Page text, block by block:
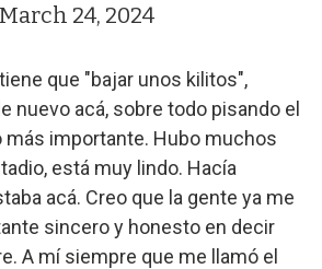
March 24, 2024
que "bajar unos kilitos",
nuevo acá, sobre todo pisando el
más importante. Hubo muchos
está muy lindo. Hacía
acá. Creo que la gente ya me
sincero y honesto en decir
A mí siempre que me llamó el